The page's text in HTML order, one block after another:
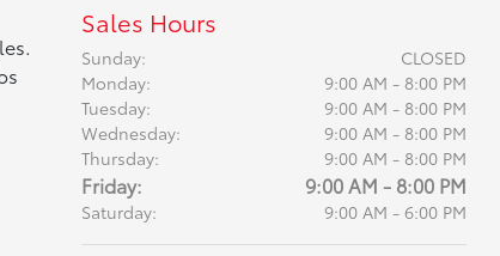
Sales Hours
Sunday:
CLOSED
Monday:
9:00 AM - 8:00 PM
Tuesday:
9:00 AM - 8:00 PM
Wednesday:
9:00 AM - 8:00 PM
Thursday:
9:00 AM - 8:00 PM
Friday: 9:00 AM - 8:00 PM
Saturday: 9:00 AM - 6:00 PM